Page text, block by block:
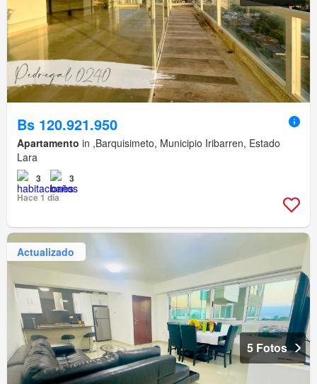
Bs 120.921.950
Apartamento in ,Barquisimeto, Municipio Iribarren, Estado
Lara
3
3
Hace 1 día
Actualizado
5 Fotos